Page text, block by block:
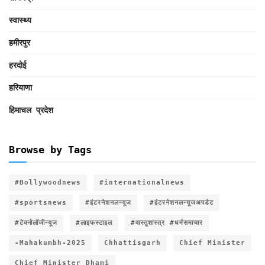
स्वास्थ्य
हमीरपुर
हरदोई
हरियाणा
हिमाचल प्रदेश
Browse by Tags
#Bollywoodnews #internationalnews
#sportsnews #इंटरनेशनलन्यूज #इंटरनेशनलन्यूजअपडेट
#टेक्नोलॉजीन्यूज #लाइफस्टाइल #वास्तुशास्त्र #धर्मसमाचार
-Mahakumbh-2025 Chhattisgarh Chief Minister
Chief Minister Dhami